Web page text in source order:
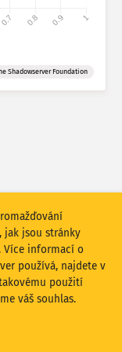
Celkem
0.7 0.8 0.9 1
Shadowserver Foundation
jak jsou stránky
Více informací o
používá, najdete v
použití
váš souhlas.